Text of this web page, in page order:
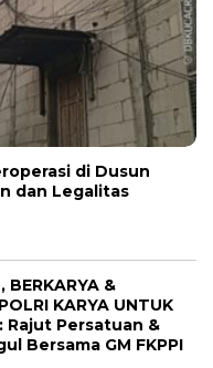
di Dusun
dan Legalitas
BERKARYA &
KARYA UNTUK
Rajut Persatuan &
Bersama GM FKPPI